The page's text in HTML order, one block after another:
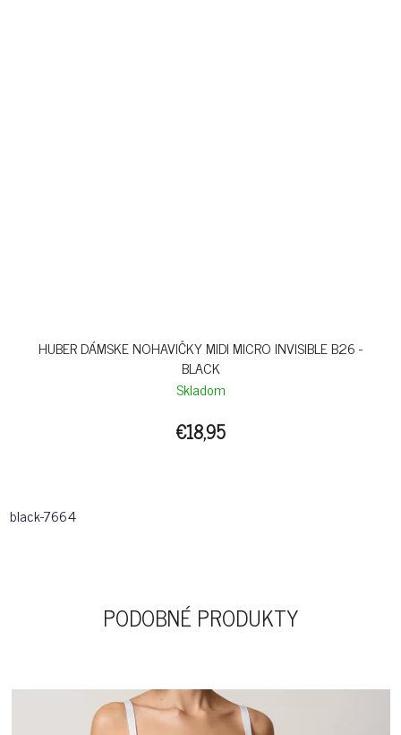
HUBER DÁMSKE NOHAVIČKY MIDI MICRO INVISIBLE B26 -
BLACK
Skladom
€18,95
black-7664
PODOBNÉ PRODUKTY